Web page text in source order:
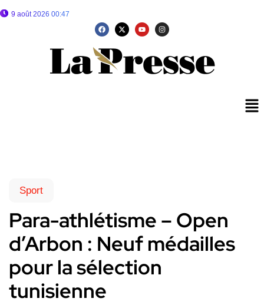
9 août 2026 00:47
Sport
Para-athlétisme – Open
d’Arbon : Neuf médailles
pour la sélection
tunisienne